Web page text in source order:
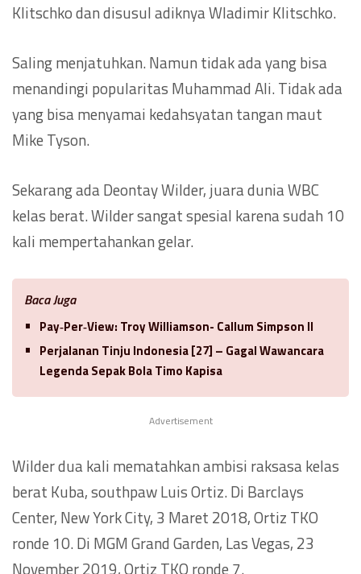
Klitschko dan disusul adiknya Wladimir Klitschko.
Saling menjatuhkan. Namun tidak ada yang bisa
menandingi popularitas Muhammad Ali. Tidak ada
yang bisa menyamai kedahsyatan tangan maut
Mike Tyson.
Sekarang ada Deontay Wilder, juara dunia WBC
kelas berat. Wilder sangat spesial karena sudah 10
kali mempertahankan gelar.
Baca Juga
Pay‑Per‑View: Troy Williamson- Callum Simpson II
Perjalanan Tinju Indonesia [27] – Gagal Wawancara
Legenda Sepak Bola Timo Kapisa
Advertisement
Wilder dua kali mematahkan ambisi raksasa kelas
berat Kuba, southpaw Luis Ortiz. Di Barclays
Center, New York City, 3 Maret 2018, Ortiz TKO
ronde 10. Di MGM Grand Garden, Las Vegas, 23
November 2019, Ortiz TKO ronde 7.